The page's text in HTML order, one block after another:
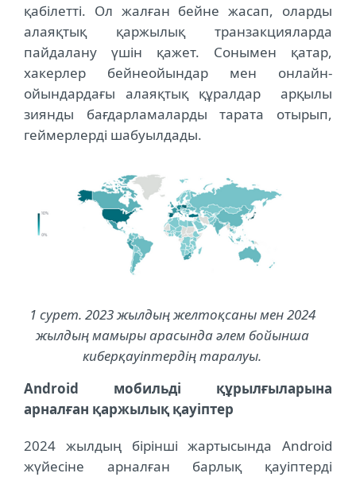
қабілетті. Ол жалған бейне жасап, оларды
алаяқтық қаржылық транзакцияларда
пайдалану үшін қажет. Сонымен қатар,
хакерлер бейнеойындар мен онлайн-
ойындардағы алаяқтық құралдар арқылы
зиянды бағдарламаларды тарата отырып,
геймерлерді шабуылдады.
1 сурет. 2023 жылдың желтоқсаны мен 2024
жылдың мамыры арасында әлем бойынша
киберқауіптердің таралуы.
Android мобильді құрылғыларына
арналған қаржылық қауіптер
2024 жылдың бірінші жартысында Android
жүйесіне арналған барлық қауіптерді